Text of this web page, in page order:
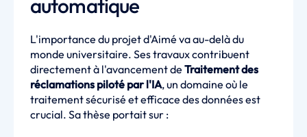
automatique
L'importance du projet d'Aimé va au-delà du
monde universitaire. Ses travaux contribuent
directement à l'avancement de Traitement des
réclamations piloté par l'IA, un domaine où le
traitement sécurisé et efficace des données est
crucial. Sa thèse portait sur :